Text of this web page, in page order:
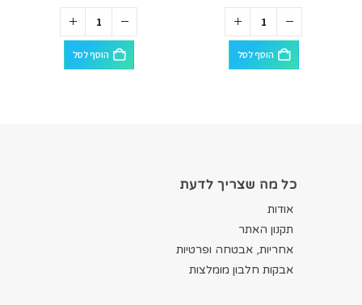
הוסף לסל הוסף לסל
כל מה שצריך לדעת
אודות
תקנון האתר
אחריות, אבטחה ופרטיות
אבקות חלבון מומלצות